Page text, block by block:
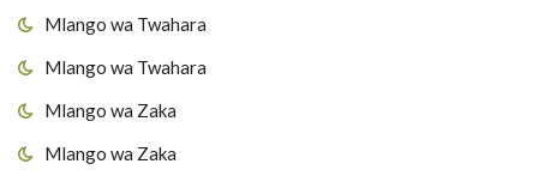
Mlango wa Twahara
Mlango wa Twahara
Mlango wa Zaka
Mlango wa Zaka